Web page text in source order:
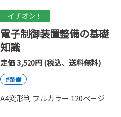
イチオシ！
電子制御装置整備の基礎
知識
定価 3,520円 (税込、送料無料)
#整備
A4変形判 フルカラー 120ページ